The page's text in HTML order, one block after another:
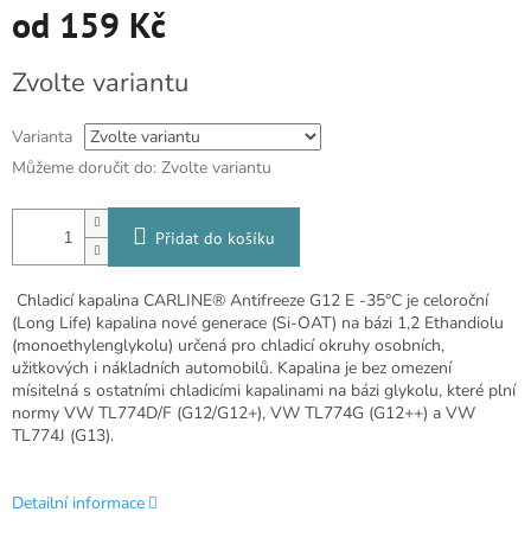
od 159 Kč
cena:
Zvolte variantu
Varianta
Můžeme doručit do: Zvolte variantu
Přidat do košíku
Chladicí kapalina CARLINE® Antifreeze G12 E -35°C je celoroční
(Long Life) kapalina nové generace (Si-OAT) na bázi 1,2 Ethandiolu
(monoethylenglykolu) určená pro chladicí okruhy osobních,
užitkových i nákladních automobilů. Kapalina je bez omezení
mísitelná s ostatními chladicími kapalinami na bázi glykolu, které plní
normy VW TL774D/F (G12/G12+), VW TL774G (G12++) a VW
TL774J (G13).
Detailní informace